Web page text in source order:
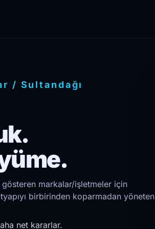
/ Sultandağı
markalar/işletmeler için
birbirinden koparmadan yöneten
net kararlar.